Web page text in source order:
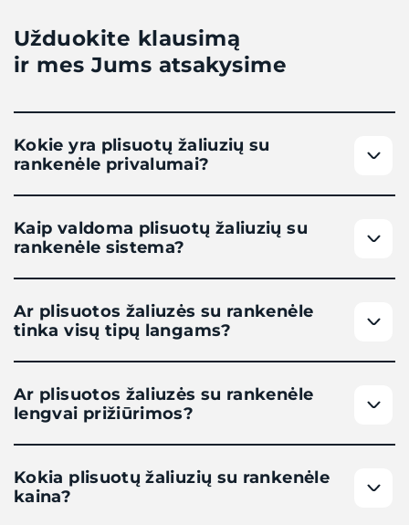
Užduokite klausimą
ir mes Jums atsakysime
Kokie yra plisuotų žaliuzių su
rankenėle privalumai?
Kaip valdoma plisuotų žaliuzių su
rankenėle sistema?
Ar plisuotos žaliuzės su rankenėle
tinka visų tipų langams?
Ar plisuotos žaliuzės su rankenėle
lengvai prižiūrimos?
Kokia plisuotų žaliuzių su rankenėle
kaina?